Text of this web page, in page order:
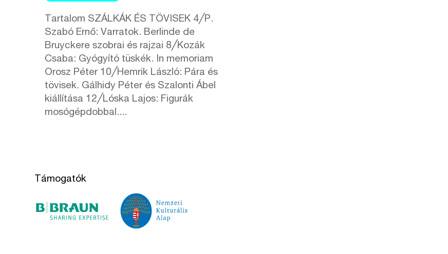
Tartalom SZÁLKÁK ÉS TÖVISEK 4╱P.
Szabó Ernő: Varratok. Berlinde de
Bruyckere szobrai és rajzai 8╱Kozák
Csaba: Gyógyító tüskék. In memoriam
Orosz Péter 10╱Hemrik László: Pára és
tövisek. Gálhidy Péter és Szalonti Ábel
kiállítása 12╱Lóska Lajos: Figurák
mosógépdobbal....
Támogatók